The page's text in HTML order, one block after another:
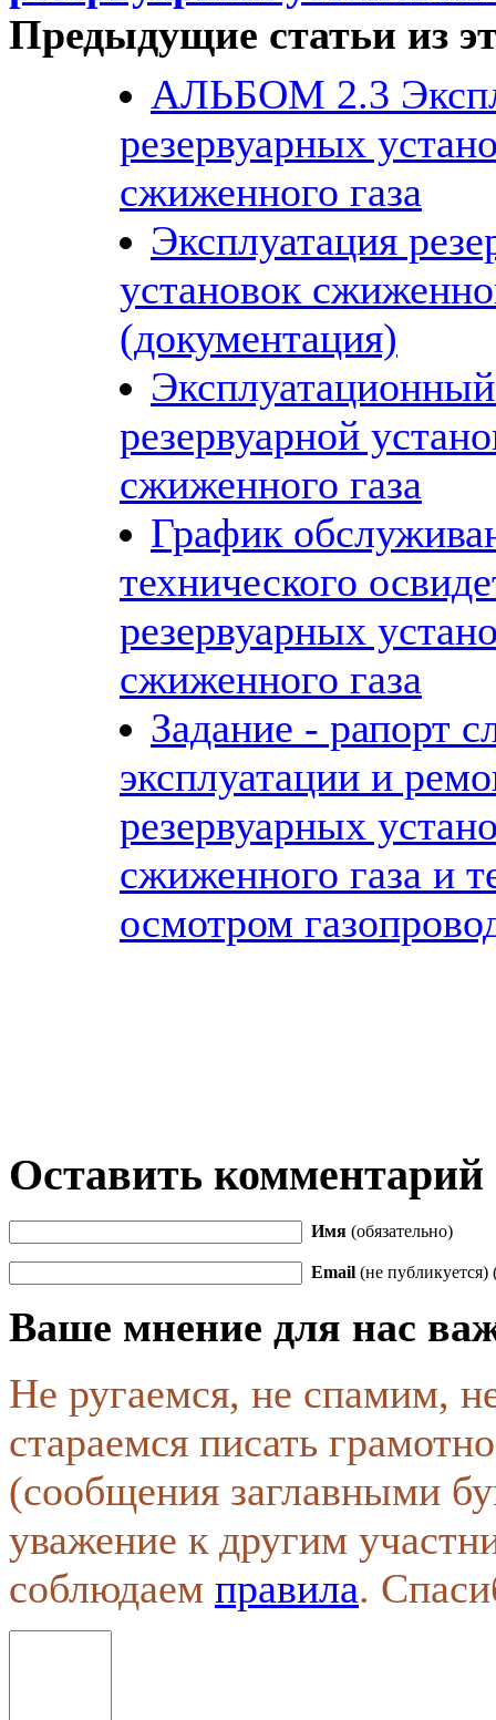
Предыдущие статьи из
АЛЬБОМ 2.3
резервуарных
сжиженного газа
Эксплуатация
установок
(документация)
резервуарной
сжиженного газа
График
технического
резервуарных
сжиженного газа
Задание - рапорт
эксплуатации и
резервуарных
сжиженного газа и
осмотром
Оставить комментарий
Имя (обязательно)
Email (не публикуется)
Ваше мнение для нас
Не ругаемся, не спамим,
стараемся писать
(сообщения заглавными
уважение к другим
соблюдаем правила.